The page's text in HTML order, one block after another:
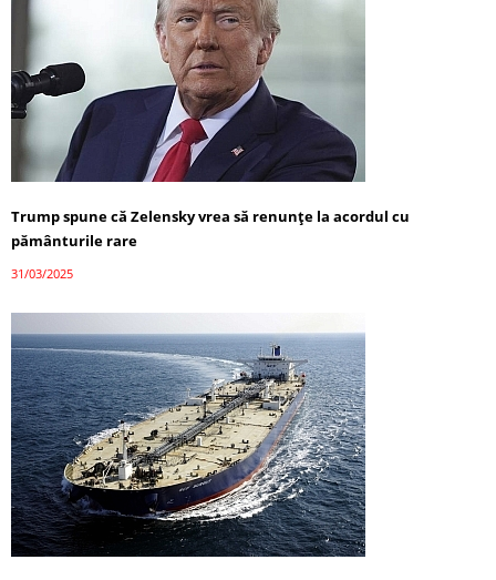
Trump spune că Zelensky vrea să renunțe la acordul cu
pământurile rare
31/03/2025